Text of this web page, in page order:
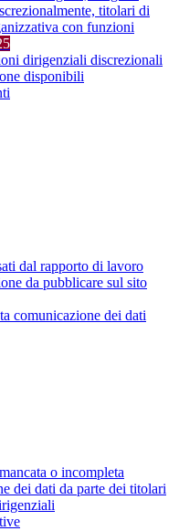
titolari di
con funzioni
dirigenziali discrezionali
disponibili
dal rapporto di lavoro
da pubblicare sul sito
comunicazione dei dati
o incompleta
dei dati da parte dei titolari